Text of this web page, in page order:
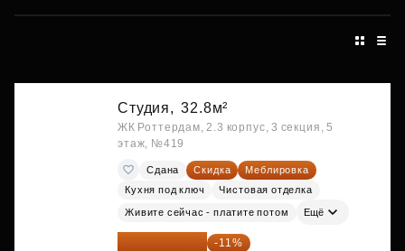
Студия, 32.8м²
ЖК Роттердам, 2.3 корпус, 3 секция, 5
этаж, №419
Сдана Скидка
Меблировка
Кухня под ключ
Чистовая отделка
Живите сейчас - платите потом Ещё
26 234 850 ₽ -11%